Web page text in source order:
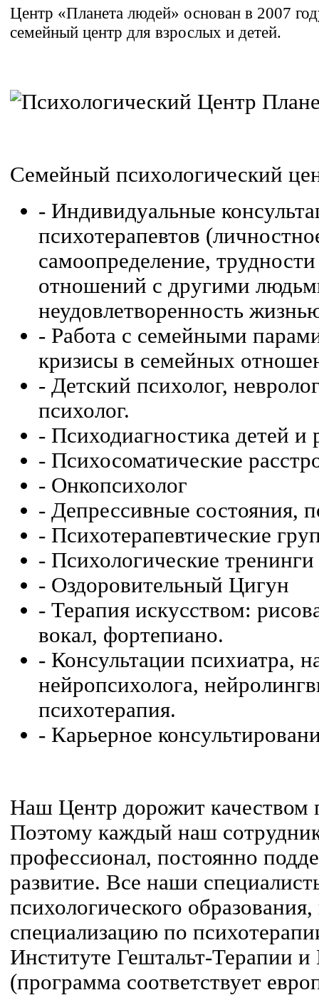
Центр «Планета людей» основан в 2007
семейный центр для взрослых и детей.
Семейный психологический
- Индивидуальные
психотерапевтов
самоопределение,
отношений с другими
неудовлетворенность
- Работа с семейными
кризисы в семейных
- Детский психолог,
психолог.
- Психодиагностика детей и
- Психосоматические
- Онкопсихолог
- Депрессивные состояния,
- Психотерапевтические
- Психологические тренинги
- Оздоровительный Цигун
- Терапия искусством:
вокал, фортепиано.
- Консультации психиатра,
нейропсихолога,
психотерапия.
- Карьерное
Наш Центр дорожит качеством
Поэтому каждый наш
профессионал, постоянно
развитие. Все наши
психологического
специализацию по
Институте Гештальт-Терапии и
(программа соответствует